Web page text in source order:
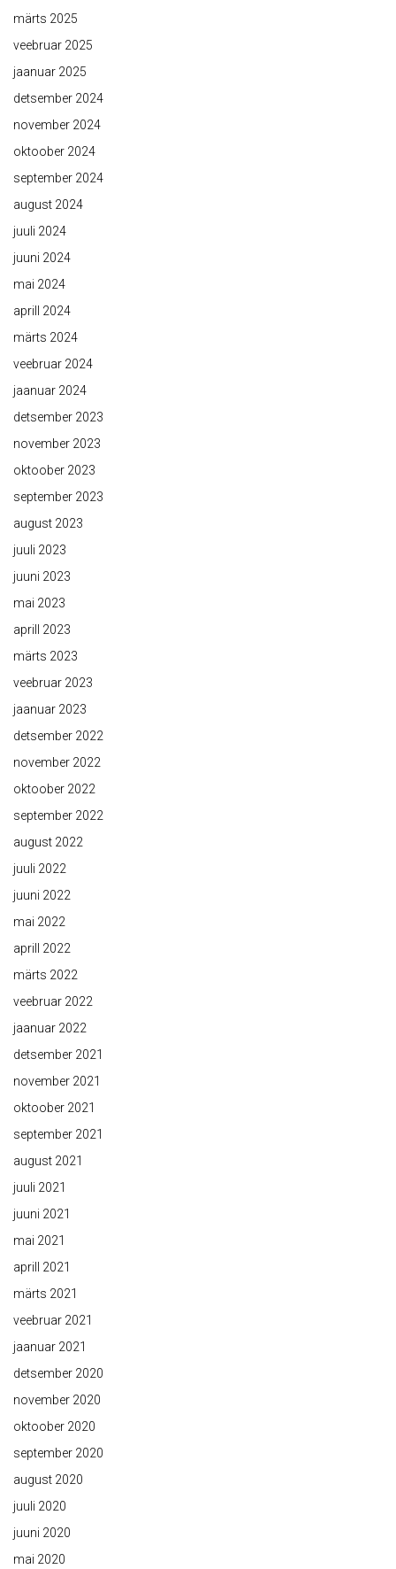
märts 2025
veebruar 2025
jaanuar 2025
detsember 2024
november 2024
oktoober 2024
september 2024
august 2024
juuli 2024
juuni 2024
mai 2024
aprill 2024
märts 2024
veebruar 2024
jaanuar 2024
detsember 2023
november 2023
oktoober 2023
september 2023
august 2023
juuli 2023
juuni 2023
mai 2023
aprill 2023
märts 2023
veebruar 2023
jaanuar 2023
detsember 2022
november 2022
oktoober 2022
september 2022
august 2022
juuli 2022
juuni 2022
mai 2022
aprill 2022
märts 2022
veebruar 2022
jaanuar 2022
detsember 2021
november 2021
oktoober 2021
september 2021
august 2021
juuli 2021
juuni 2021
mai 2021
aprill 2021
märts 2021
veebruar 2021
jaanuar 2021
detsember 2020
november 2020
oktoober 2020
september 2020
august 2020
juuli 2020
juuni 2020
mai 2020